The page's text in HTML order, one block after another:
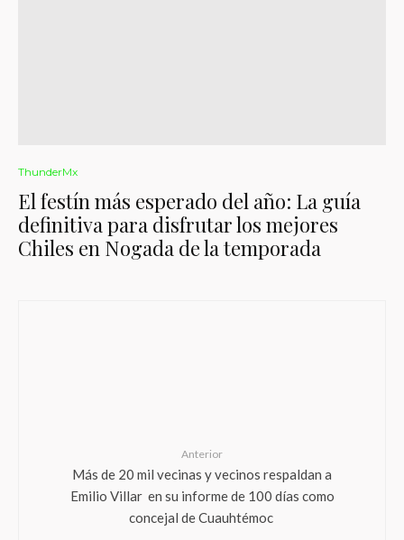
ThunderMx
El festín más esperado del año: La guía
definitiva para disfrutar los mejores
Chiles en Nogada de la temporada
Anterior
Más de 20 mil vecinas y vecinos respaldan a
Emilio Villar en su informe de 100 días como
concejal de Cuauhtémoc